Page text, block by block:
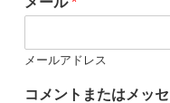
メールアドレス
コメントまたはメッ